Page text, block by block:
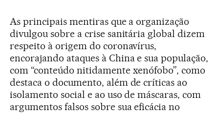
As principais mentiras que a organização
divulgou sobre a crise sanitária global dizem
respeito à origem do coronavírus,
encorajando ataques à China e sua população,
com “conteúdo nitidamente xenófobo”, como
destaca o documento, além de críticas ao
isolamento social e ao uso de máscaras, com
argumentos falsos sobre sua eficácia no